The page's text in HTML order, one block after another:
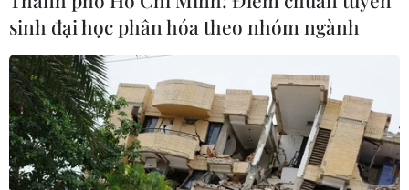
TIN CÙNG CHUYÊN MỤC
sinh đại học phân hóa theo nhóm ngành